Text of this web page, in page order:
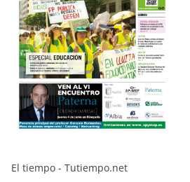
El tiempo - Tutiempo.net